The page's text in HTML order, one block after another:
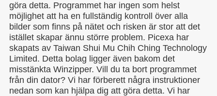
göra detta. Programmet har ingen som helst
möjlighet att ha en fullständig kontroll över alla
bilder som finns på nätet och risken är stor att det
istället skapar ännu större problem. Picexa har
skapats av Taiwan Shui Mu Chih Ching Technology
Limited. Detta bolag ligger även bakom det
misstänkta Winzipper. Vill du ta bort programmet
från din dator? Vi har förberett några instruktioner
nedan som kan hjälpa dig att göra detta. Vi har